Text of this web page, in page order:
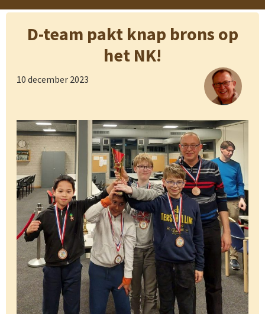
D-team pakt knap brons op
het NK!
10 december 2023